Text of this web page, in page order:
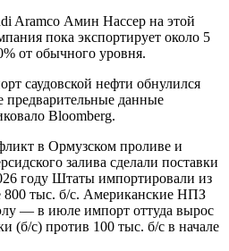
Aramco Амин Нассер на этой
пока экспортирует около 5
от обычного уровня.
саудовской нефти обнулился
предварительные данные
Bloomberg.
в Ормузском проливе и
залива сделали поставки
году Штаты импортировали из
тыс. б/с. Американские НПЗ
— в июле импорт оттуда вырос
(б/с) против 100 тыс. б/с в начале